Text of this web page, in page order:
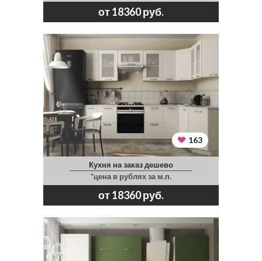
от 18360 руб.
163
Кухня на заказ дешево
*цена в рублях за м.п.
от 18360 руб.